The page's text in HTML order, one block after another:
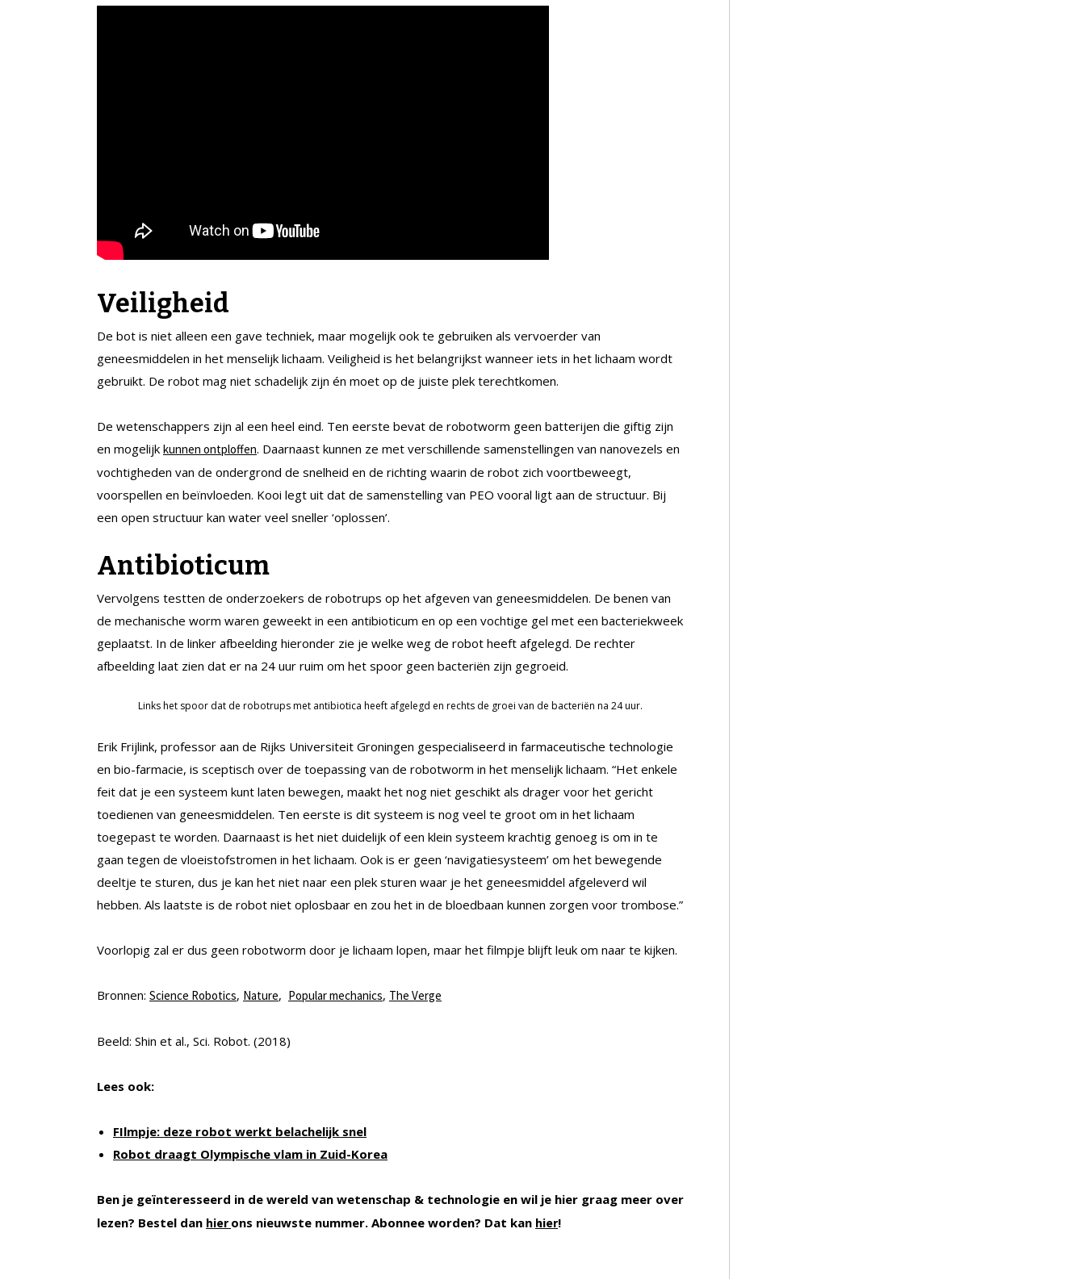
Veiligheid
De bot is niet alleen een gave techniek, maar mogelijk ook te gebruiken als vervoerder van
geneesmiddelen in het menselijk lichaam. Veiligheid is het belangrijkst wanneer iets in het lichaam wordt
gebruikt. De robot mag niet schadelijk zijn én moet op de juiste plek terechtkomen.
De wetenschappers zijn al een heel eind. Ten eerste bevat de robotworm geen batterijen die giftig zijn
en mogelijk kunnen ontploffen. Daarnaast kunnen ze met verschillende samenstellingen van nanovezels en
vochtigheden van de ondergrond de snelheid en de richting waarin de robot zich voortbeweegt,
voorspellen en beïnvloeden. Kooi legt uit dat de samenstelling van PEO vooral ligt aan de structuur. Bij
een open structuur kan water veel sneller ‘oplossen’.
Antibioticum
Vervolgens testten de onderzoekers de robotrups op het afgeven van geneesmiddelen. De benen van
de mechanische worm waren geweekt in een antibioticum en op een vochtige gel met een bacteriekweek
geplaatst. In de linker afbeelding hieronder zie je welke weg de robot heeft afgelegd. De rechter
afbeelding laat zien dat er na 24 uur ruim om het spoor geen bacteriën zijn gegroeid.
Links het spoor dat de robotrups met antibiotica heeft afgelegd en rechts de groei van de bacteriën na 24 uur.
Erik Frijlink, professor aan de Rijks Universiteit Groningen gespecialiseerd in farmaceutische technologie
en bio-farmacie, is sceptisch over de toepassing van de robotworm in het menselijk lichaam. “Het enkele
feit dat je een systeem kunt laten bewegen, maakt het nog niet geschikt als drager voor het gericht
toedienen van geneesmiddelen. Ten eerste is dit systeem is nog veel te groot om in het lichaam
toegepast te worden. Daarnaast is het niet duidelijk of een klein systeem krachtig genoeg is om in te
gaan tegen de vloeistofstromen in het lichaam. Ook is er geen ‘navigatiesysteem’ om het bewegende
deeltje te sturen, dus je kan het niet naar een plek sturen waar je het geneesmiddel afgeleverd wil
hebben. Als laatste is de robot niet oplosbaar en zou het in de bloedbaan kunnen zorgen voor trombose.”
Voorlopig zal er dus geen robotworm door je lichaam lopen, maar het filmpje blijft leuk om naar te kijken.
Bronnen: Science Robotics, Nature, Popular mechanics, The Verge
Beeld: Shin et al., Sci. Robot. (2018)
Lees ook:
FIlmpje: deze robot werkt belachelijk snel
Robot draagt Olympische vlam in Zuid-Korea
Ben je geïnteresseerd in de wereld van wetenschap & technologie en wil je hier graag meer over
lezen? Bestel dan hier ons nieuwste nummer. Abonnee worden? Dat kan hier!